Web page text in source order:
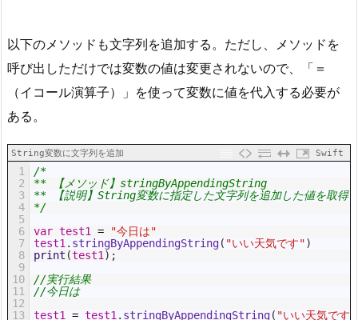
以下のメソッドも文字列を追加する。ただし、メソッドを
呼び出しただけでは変数の値は変更されないので、「＝
（イコール演算子）」を使って変数に値を代入する必要が
ある。
String変数に文字列を追加 Swift
1
2
3
4
5
6
7
8
9
10
11
12
13
/*
** 【メソッド】stringByAppendingString
** 【説明】String変数に指定した文字列を追加した値を取得
*/
var test1 =
"今日は"
test1. stringByAppendingString( "いい天気です")
print (test1) ;
//実行結果
//今日は
test1 = test1. stringByAppendingString( "いい天気です"